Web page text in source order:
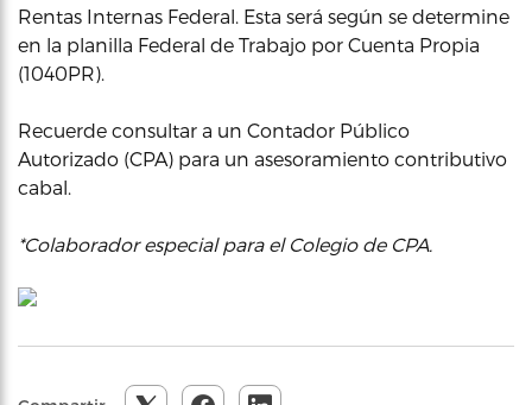
Rentas Internas Federal. Esta será según se determine
en la planilla Federal de Trabajo por Cuenta Propia
(1040PR).
Recuerde consultar a un Contador Público
Autorizado (CPA) para un asesoramiento contributivo
cabal.
*Colaborador especial para el Colegio de CPA.